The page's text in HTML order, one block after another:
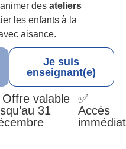
des ateliers
les enfants à la
aisance.
Je suis
enseignant(e)
Offre valable
31
✅
Accès
immédiat